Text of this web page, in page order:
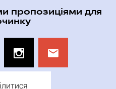
пропозиціями для